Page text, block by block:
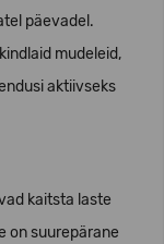
päevadel.
mudeleid,
aktiivseks
kaitsta laste
on suurepärane